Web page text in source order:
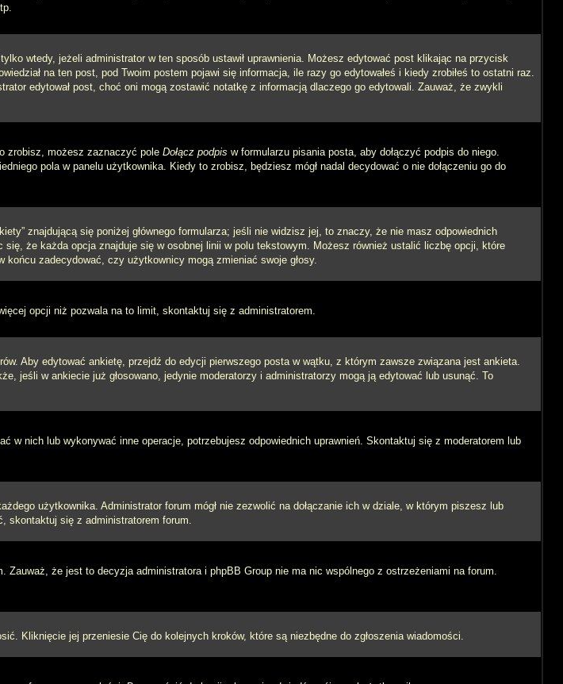
wtedy, jeżeli administrator w ten sposób ustawił uprawnienia. Możesz edytować post klikając na przycisk
na ten post, pod Twoim postem pojawi się informacja, ile razy go edytowałeś i kiedy zrobiłeś to ostatni raz.
edytował post, choć oni mogą zostawić notatkę z informacją dlaczego go edytowali. Zauważ, że zwykli
zrobisz, możesz zaznaczyć pole Dołącz podpis w formularzu pisania posta, aby dołączyć podpis do niego.
pola w panelu użytkownika. Kiedy to zrobisz, będziesz mógł nadal decydować o nie dołączeniu go do
znajdującą się poniżej głównego formularza; jeśli nie widzisz jej, to znaczy, że nie masz odpowiednich
że każda opcja znajduje się w osobnej linii w polu tekstowym. Możesz również ustalić liczbę opcji, które
zadecydować, czy użytkownicy mogą zmieniać swoje głosy.
opcji niż pozwala na to limit, skontaktuj się z administratorem.
Aby edytować ankietę, przejdź do edycji pierwszego posta w wątku, z którym zawsze związana jest ankieta.
jeśli w ankiecie już głosowano, jedynie moderatorzy i administratorzy mogą ją edytować lub usunąć. To
w nich lub wykonywać inne operacje, potrzebujesz odpowiednich uprawnień. Skontaktuj się z moderatorem lub
użytkownika. Administrator forum mógł nie zezwolić na dołączanie ich w dziale, w którym piszesz lub
skontaktuj się z administratorem forum.
że jest to decyzja administratora i phpBB Group nie ma nic wspólnego z ostrzeżeniami na forum.
Kliknięcie jej przeniesie Cię do kolejnych kroków, które są niezbędne do zgłoszenia wiadomości.